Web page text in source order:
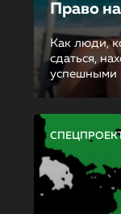
Право
Как люди,
сдаться,
успешными